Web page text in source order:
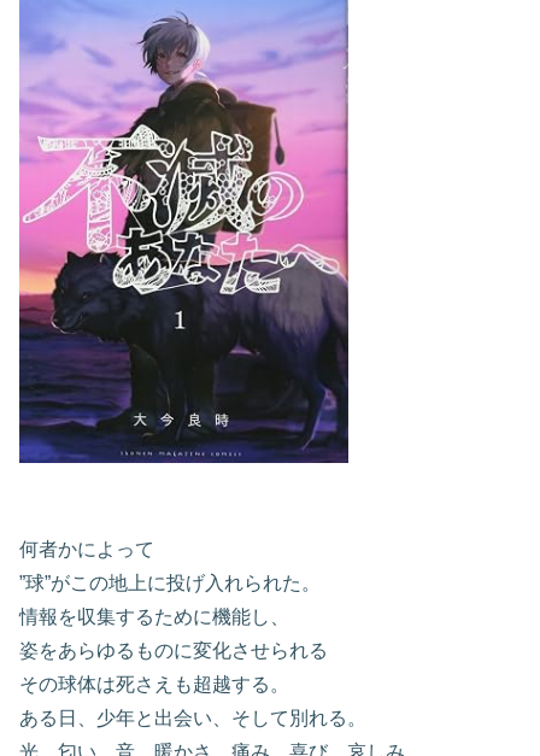
何者かによって
”球”がこの地上に投げ入れられた。
情報を収集するために機能し、
姿をあらゆるものに変化させられる
その球体は死さえも超越する。
ある日、少年と出会い、そして別れる。
光、匂い、音、暖かさ、痛み、喜び、哀しみ……